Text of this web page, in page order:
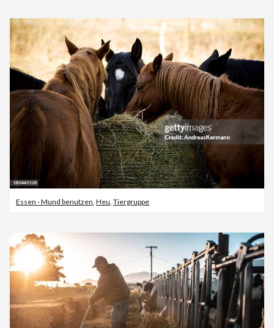
Essen - Mund benutzen Heu Tiergruppe